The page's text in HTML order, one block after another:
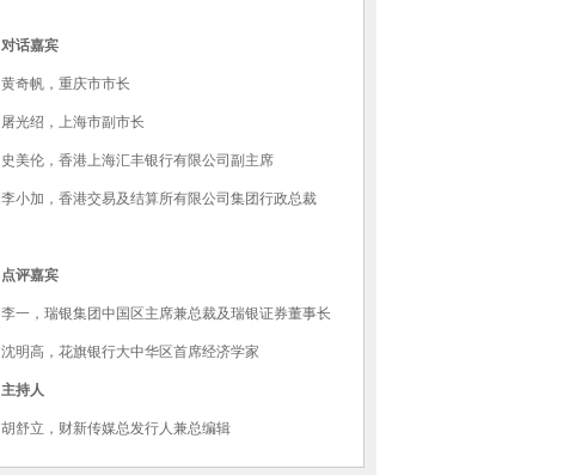
对话嘉宾
黄奇帆，重庆市市长
屠光绍，上海市副市长
史美伦，香港上海汇丰银行有限公司副主席
李小加，香港交易及结算所有限公司集团行政总裁
点评嘉宾
李一，瑞银集团中国区主席兼总裁及瑞银证券董事长
沈明高，花旗银行大中华区首席经济学家
主持人
胡舒立，财新传媒总发行人兼总编辑